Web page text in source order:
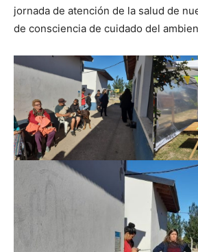
jornada de atención de la salud de
de consciencia de cuidado del